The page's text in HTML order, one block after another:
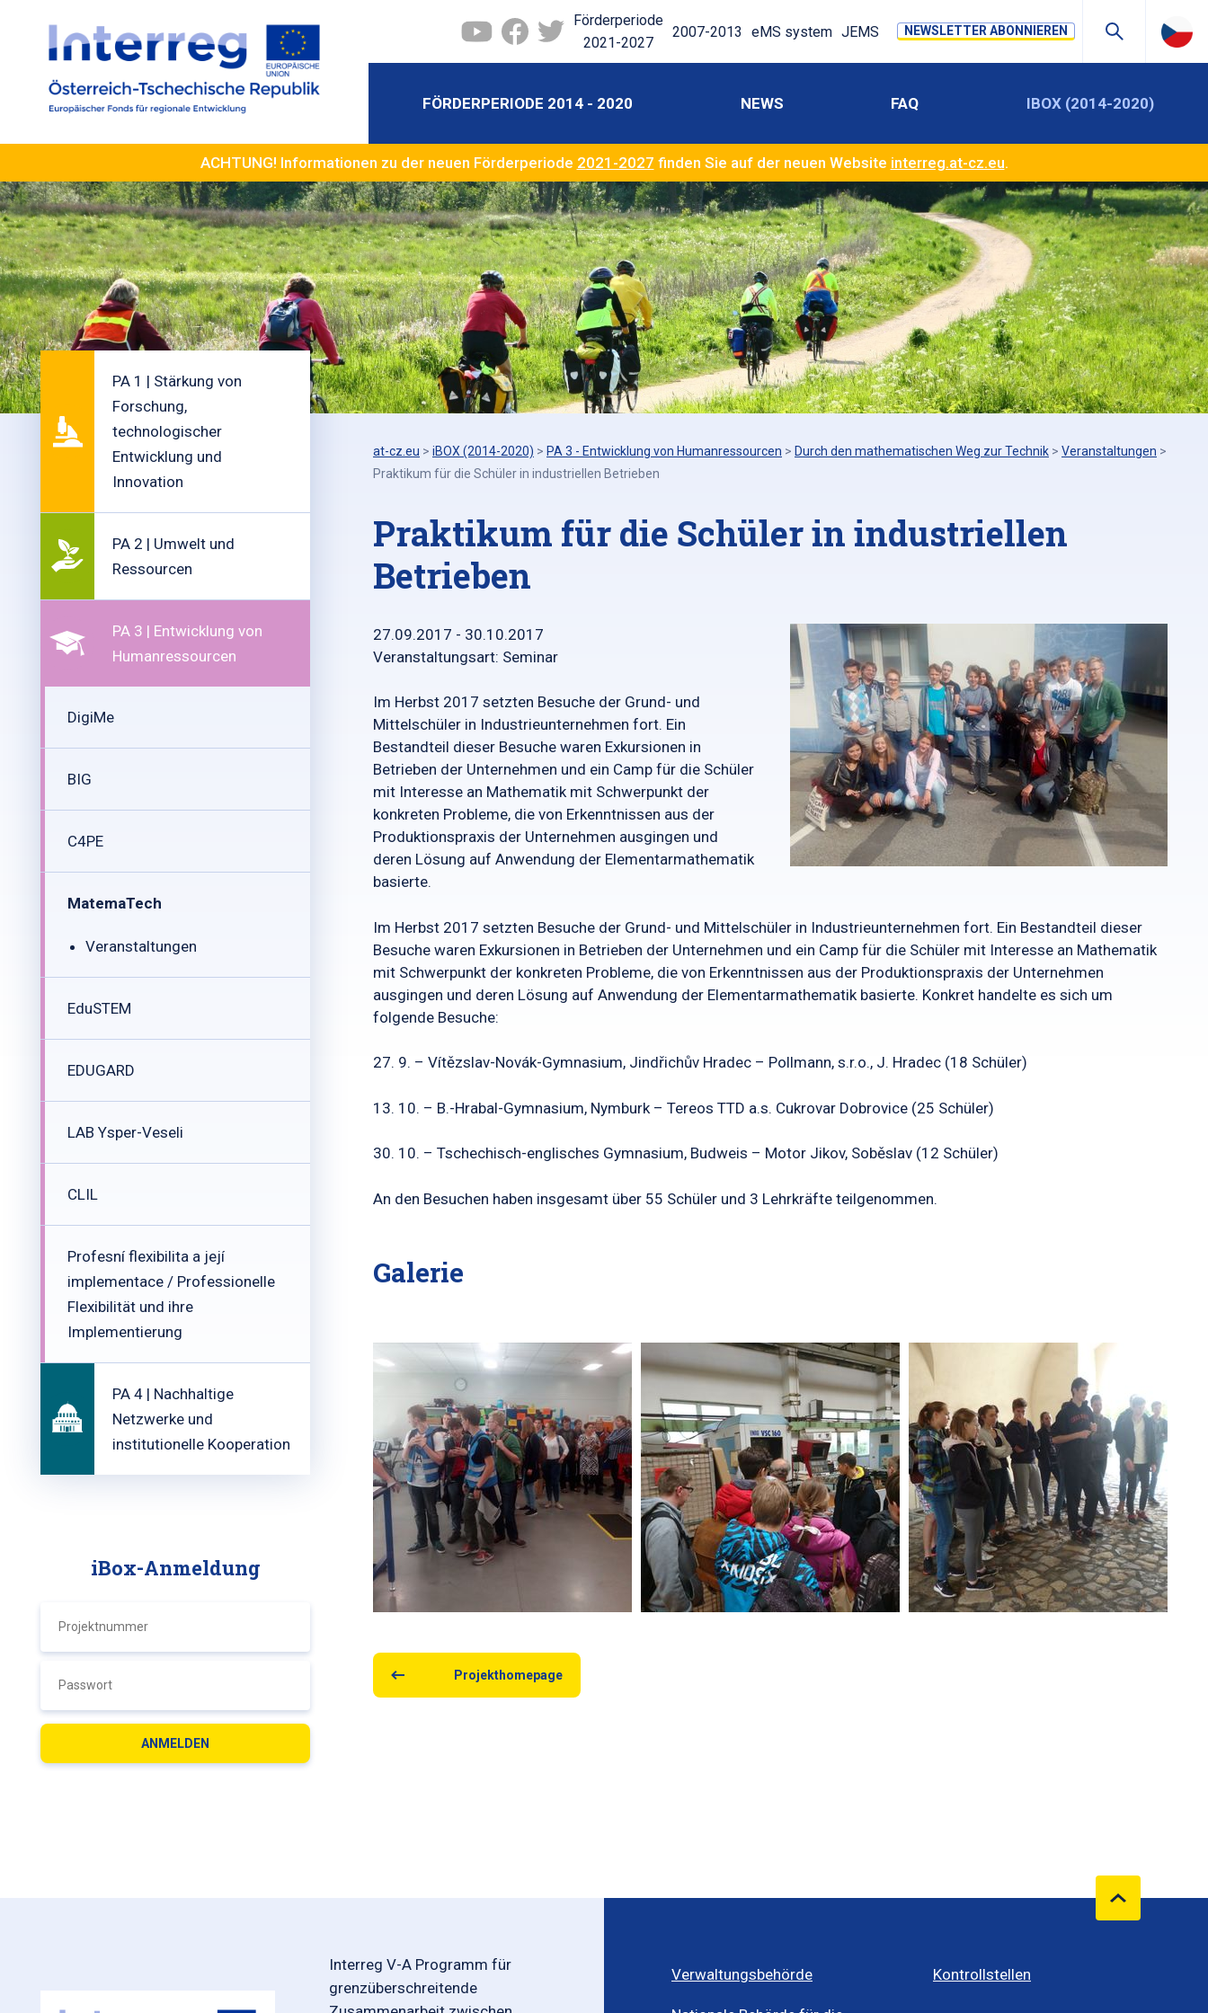
Förderperiode
2021-2027
2007-2013 eMS system JEMS NEWSLETTER ABONNIEREN
FÖRDERPERIODE 2014 - 2020 NEWS FAQ IBOX (2014-2020)
ACHTUNG! Informationen zu der neuen Förderperiode 2021-2027 finden Sie auf der neuen Website interreg.at-cz.eu.
PA 1 | Stärkung von
Forschung,
technologischer
Entwicklung und
Innovation
PA 2 | Umwelt und
Ressourcen
PA 3 | Entwicklung von
Humanressourcen
DigiMe
BIG
C4PE
MatemaTech
Veranstaltungen
EduSTEM
EDUGARD
LAB Ysper-Veseli
CLIL
Profesní flexibilita a její
implementace / Professionelle
Flexibilität und ihre
Implementierung
PA 4 | Nachhaltige
Netzwerke und
institutionelle Kooperation
iBox-Anmeldung
at-cz.eu > iBOX (2014-2020) > PA 3 - Entwicklung von Humanressourcen > Durch den mathematischen Weg zur Technik > Veranstaltungen >
Praktikum für die Schüler in industriellen Betrieben
Praktikum für die Schüler in industriellen
Betrieben
27.09.2017 - 30.10.2017
Veranstaltungsart: Seminar
Im Herbst 2017 setzten Besuche der Grund- und
Mittelschüler in Industrieunternehmen fort. Ein
Bestandteil dieser Besuche waren Exkursionen in
Betrieben der Unternehmen und ein Camp für die Schüler
mit Interesse an Mathematik mit Schwerpunkt der
konkreten Probleme, die von Erkenntnissen aus der
Produktionspraxis der Unternehmen ausgingen und
deren Lösung auf Anwendung der Elementarmathematik
basierte.
Im Herbst 2017 setzten Besuche der Grund- und Mittelschüler in Industrieunternehmen fort. Ein Bestandteil dieser
Besuche waren Exkursionen in Betrieben der Unternehmen und ein Camp für die Schüler mit Interesse an Mathematik
mit Schwerpunkt der konkreten Probleme, die von Erkenntnissen aus der Produktionspraxis der Unternehmen
ausgingen und deren Lösung auf Anwendung der Elementarmathematik basierte. Konkret handelte es sich um
folgende Besuche:
27. 9. – Vítězslav-Novák-Gymnasium, Jindřichův Hradec – Pollmann, s.r.o., J. Hradec (18 Schüler)
13. 10. – B.-Hrabal-Gymnasium, Nymburk – Tereos TTD a.s. Cukrovar Dobrovice (25 Schüler)
30. 10. – Tschechisch-englisches Gymnasium, Budweis – Motor Jikov, Soběslav (12 Schüler)
An den Besuchen haben insgesamt über 55 Schüler und 3 Lehrkräfte teilgenommen.
Galerie
Projekthomepage
Interreg V-A Programm für
grenzüberschreitende
Verwaltungsbehörde Kontrollstellen